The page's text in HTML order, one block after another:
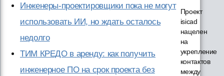
Инженеры-проектировщики пока не могут
использовать ИИ, но ждать осталось
недолго
ТИМ КРЕДО в аренду: как получить
инженерное ПО на срок проекта без
Проект
isicad
нацелен
на
укрепление
контактов
между